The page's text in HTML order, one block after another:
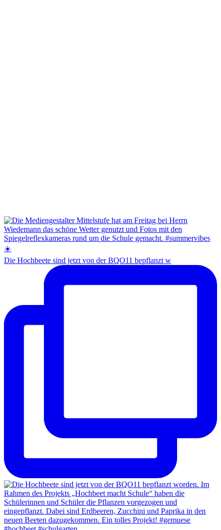
Die Hochbeete sind jetzt von der BQO11 bepflanzt w